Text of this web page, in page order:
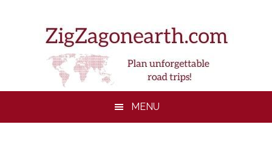
MENU